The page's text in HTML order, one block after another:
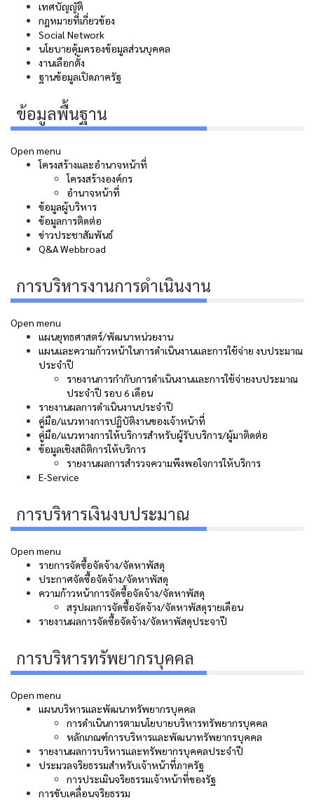
เทศบัญญัติ
กฎหมายที่เกี่ยวข้อง
Social Network
นโยบายคุ้มครองข้อมูลส่วนบุคคล
งานเลือกตั้ง
ฐานข้อมูลเปิดภาครัฐ
ข้อมูลพื้นฐาน
Open menu
โครงสร้างและอำนาจหน้าที่
โครงสร้างองค์กร
อำนาจหน้าที่
ข้อมูลผู้บริหาร
ข้อมูลการติดต่อ
ข่าวประชาสัมพันธ์
Q&A Webbroad
การบริหารงานการดำเนินงาน
Open menu
แผนยุทธศาสตร์/พัฒนาหน่วยงาน
แผนและความก้าวหน้าในการดําเนินงานและการใช้จ่าย งบประมาณ
ประจําปี
รายงานการกำกับการดำเนินงานและการใช้จ่ายงบประมาณ
ประจำปี รอบ 6 เดือน
รายงานผลการดำเนินงานประจำปี
คู่มือ/แนวทางการปฏิบัติงานของเจ้าหน้าที่
คู่มือ/แนวทางการให้บริการสำหรับผู้รับบริการ/ผู้มาติดต่อ
ข้อมูลเชิงสถิติการให้บริการ
รายงานผลการสำรวจความพึงพอใจการให้บริการ
E-Service
การบริหารเงินงบประมาณ
Open menu
รายการจัดซื้อจัดจ้าง/จัดหาพัสดุ
ประกาศจัดซื้อจัดจ้าง/จัดหาพัสดุ
ความก้าวหน้าการจัดซื้อจัดจ้าง/จัดหาพัสดุ
สรุปผลการจัดซื้อจัดจ้าง/จัดหาพัสดุรายเดือน
รายงานผลการจัดซื้อจัดจ้าง/จัดหาพัสดุประจาปี
การบริหารทรัพยากรบุคคล
Open menu
แผนบริหารและพัฒนาทรัพยากรบุคคล
การดำเนินการตามนโยบายบริหารทรัพยากรบุคคล
หลักเกณฑ์การบริหารและพัฒนาทรัพยากรบุคคล
รายงานผลการบริหารและทรัพยากรบุคคลประจำปี
ประมวลจริยธรรมสำหรับเจ้าหน้าที่ภาครัฐ
การประเมินจริยธรรมเจ้าหน้าที่ของรัฐ
การขับเคลื่อนจริยธรรม